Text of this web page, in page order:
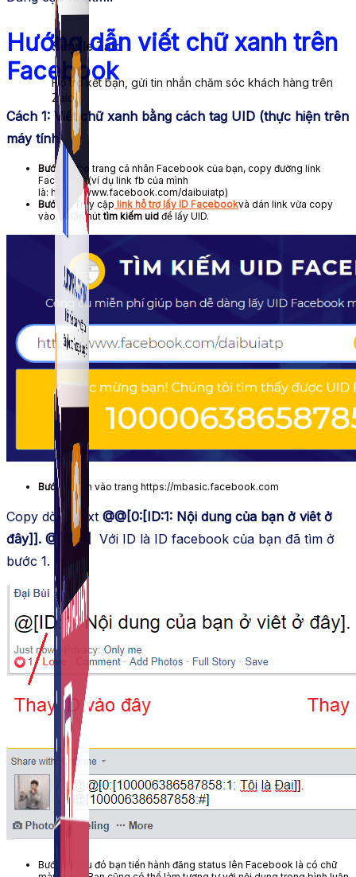
Auto Viral Content
Công cụ đặt lịch, đăng bài tự động cho hàng loạt
Fanpage.
Simple Zalo
Hỗ trợ kết bạn, gửi tin nhắn chăm sóc khách hàng trên
Zalo.
Auto Viral Content
Công cụ đặt lịch, đăng bài tự động cho hàng loạt
Fanpage.
Hướng dẫn viết chữ xanh trên
Facebook
Cách 1: Viết chữ xanh bằng cách tag UID (thực hiện trên
máy tính)
Bước 1:
Vào trang cá nhân Facebook của bạn, copy đường link
Facebook (ví dụ link fb của mình
là: https://www.facebook.com/daibuiatp)
Bước 2: Truy cập link hỗ trợ lấy ID Facebookvà dán link vừa copy
vào. Nhấn núttìm kiếm uid để lấy UID.
Bước 3: Bạn vào trang https://mbasic.facebook.com
Copy dòng text @@[0:[ID:1: Nội dung của bạn ở viêt ở
đây]]. @[ID:#]
Với ID là ID facebook của bạn đã tìm ở
bước 1.
Bước 4: Sau đó bạn tiến hành đăng status lên Facebook là có chữ